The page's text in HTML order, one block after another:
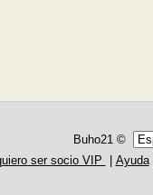
Buho21 ©
ser socio VIP
Ayuda|